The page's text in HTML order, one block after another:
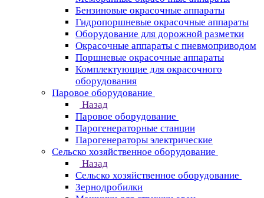
Бензиновые окрасочные аппараты
Гидропоршневые окрасочные аппараты
Оборудование для дорожной разметки
Окрасочные аппараты с пневмоприводом
Поршневые окрасочные аппараты
Комплектующие для окрасочного
оборудования
Паровое оборудование
Назад
Паровое оборудование
Парогенераторные станции
Парогенераторы электрические
Сельско хозяйственное оборудование
Назад
Сельско хозяйственное оборудование
Зернодробилки